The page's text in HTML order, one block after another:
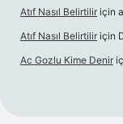
Atıf Nasıl Belirtilir için
Atıf Nasıl Belirtilir için
Ac Gozlu Kime Denir